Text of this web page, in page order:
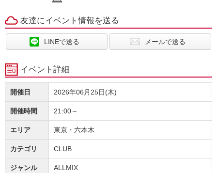
友達にイベント情報を送る
LINEで送る メールで送る
イベント詳細
開催日 2026年06月25日(木)
開催時間 21:00～
エリア 東京・六本木
カテゴリ CLUB
ジャンル ALLMIX